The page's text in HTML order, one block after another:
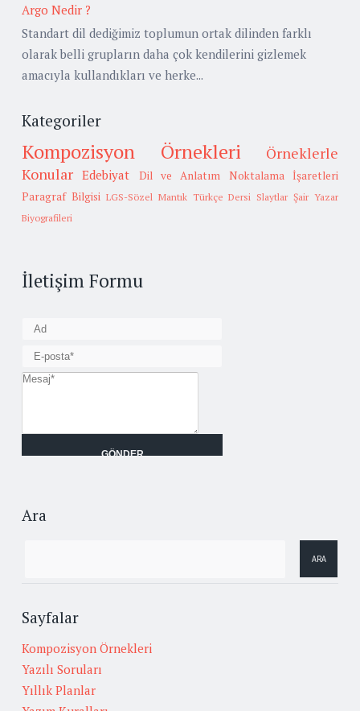
Argo Nedir ?
Standart dil dediğimiz toplumun ortak dilinden farklı
olarak belli grupların daha çok kendilerini gizlemek
amacıyla kullandıkları ve herke...
Kategoriler
Kompozisyon Örnekleri
Örneklerle
Konular Edebiyat Dil ve Anlatım
Noktalama İşaretleri
Paragraf Bilgisi LGS-Sözel Mantık Türkçe Dersi Slaytlar Şair Yazar
Biyografileri
İletişim Formu
Ara
Sayfalar
Kompozisyon Örnekleri
Yazılı Soruları
Yıllık Planlar